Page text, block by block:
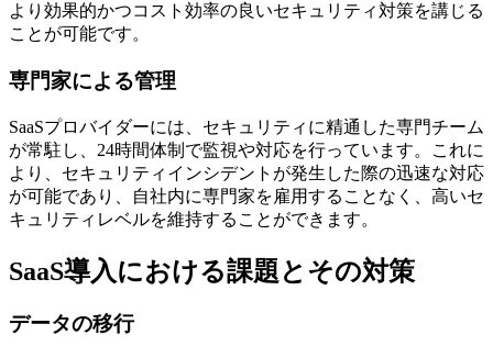
より効果的かつコスト効率の良いセキュリティ対策を講じる
ことが可能です。
専門家による管理
SaaSプロバイダーには、セキュリティに精通した専門チーム
が常駐し、24時間体制で監視や対応を行っています。これに
より、セキュリティインシデントが発生した際の迅速な対応
が可能であり、自社内に専門家を雇用することなく、高いセ
キュリティレベルを維持することができます。
SaaS導入における課題とその対策
データの移行